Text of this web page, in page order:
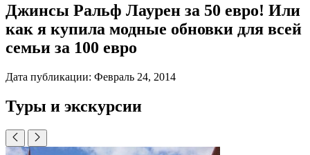
Джинсы Ральф Лаурен за 50 евро! Или
как я купила модные обновки для всей
семьи за 100 евро
Дата публикации: Февраль 24, 2014
Туры и экскурсии